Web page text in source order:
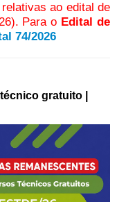
ao edital de
Para o Edital de
74/2026
gratuito |